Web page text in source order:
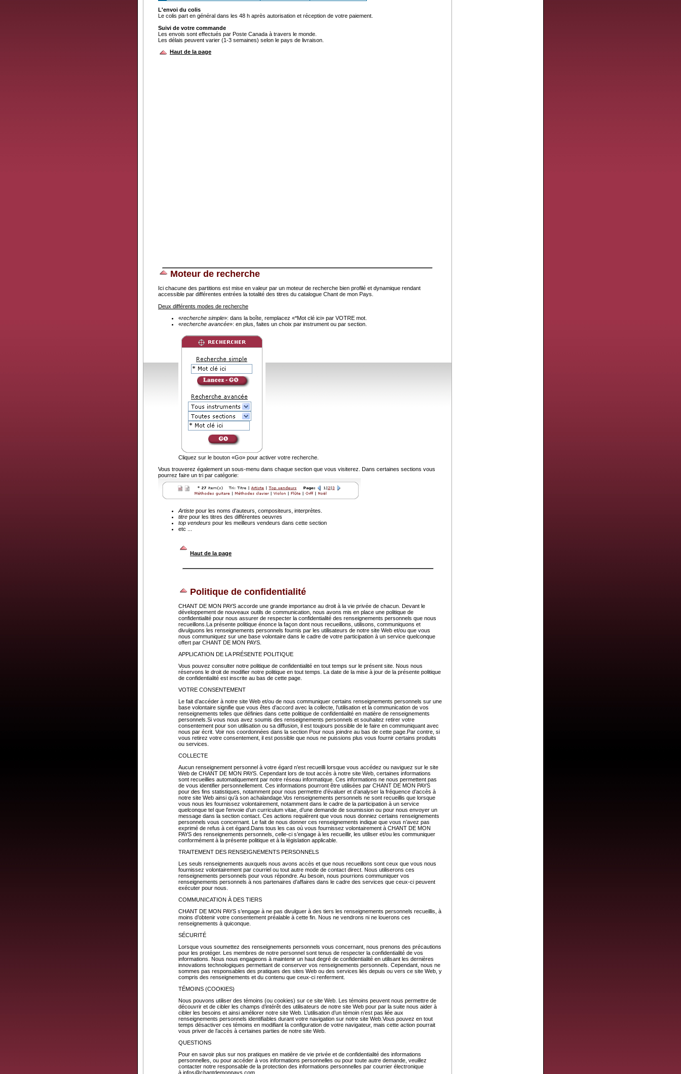
L'envoi du colis
Le colis part en général dans les 48 h après autorisation et réception de votre paiement.
Suivi de votre commande
Les envois sont effectués par Poste Canada à travers le monde.
Les délais peuvent varier (1-3 semaines) selon le pays de livraison.
Haut de la page
Moteur de recherche
Ici chacune des partitions est mise en valeur par un moteur de recherche bien profilé et dynamique rendant
accessible par différentes entrées la totalité des titres du catalogue Chant de mon Pays.
Deux différents modes de recherche
«recherche simple»: dans la boîte, remplacez «*Mot clé ici» par VOTRE mot.
«recherche avancée»: en plus, faites un choix par instrument ou par section.
Cliquez sur le bouton «Go» pour activer votre recherche.
Vous trouverez également un sous-menu dans chaque section que vous visiterez. Dans certaines sections vous
pourrez faire un tri par catégorie:
Artiste pour les noms d'auteurs, compositeurs, interprètes.
titre pour les titres des différentes oeuvres
top vendeurs pour les meilleurs vendeurs dans cette section
etc ...
Haut de la page
Politique de confidentialité
CHANT DE MON PAYS accorde une grande importance au droit à la vie privée de chacun. Devant le
développement de nouveaux outils de communication, nous avons mis en place une politique de
confidentialité pour nous assurer de respecter la confidentialité des renseignements personnels que nous
recueillons.La présente politique énonce la façon dont nous recueillons, utilisons, communiquons et
divulguons les renseignements personnels fournis par les utilisateurs de notre site Web et/ou que vous
nous communiquez sur une base volontaire dans le cadre de votre participation à un service quelconque
offert par CHANT DE MON PAYS.
APPLICATION DE LA PRÉSENTE POLITIQUE
Vous pouvez consulter notre politique de confidentialité en tout temps sur le présent site. Nous nous
réservons le droit de modifier notre politique en tout temps. La date de la mise à jour de la présente politique
de confidentialité est inscrite au bas de cette page.
VOTRE CONSENTEMENT
Le fait d’accéder à notre site Web et/ou de nous communiquer certains renseignements personnels sur une
base volontaire signifie que vous êtes d’accord avec la collecte, l’utilisation et la communication de vos
renseignements telles que définies dans cette politique de confidentialité en matière de renseignements
personnels.Si vous nous avez soumis des renseignements personnels et souhaitez retirer votre
consentement pour son utilisation ou sa diffusion, il est toujours possible de le faire en communiquant avec
nous par écrit. Voir nos coordonnées dans la section Pour nous joindre au bas de cette page.Par contre, si
vous retirez votre consentement, il est possible que nous ne puissions plus vous fournir certains produits
ou services.
COLLECTE
Aucun renseignement personnel à votre égard n’est recueilli lorsque vous accédez ou naviguez sur le site
Web de CHANT DE MON PAYS. Cependant lors de tout accès à notre site Web, certaines informations
sont recueillies automatiquement par notre réseau informatique. Ces informations ne nous permettent pas
de vous identifier personnellement. Ces informations pourront être utilisées par CHANT DE MON PAYS
pour des fins statistiques, notamment pour nous permettre d’évaluer et d’analyser la fréquence d’accès à
notre site Web ainsi qu’à son achalandage.Vos renseignements personnels ne sont recueillis que lorsque
vous nous les fournissez volontairement, notamment dans le cadre de la participation à un service
quelconque tel que l’envoie d’un curriculum vitae, d’une demande de soumission ou pour nous envoyer un
message dans la section contact. Ces actions requièrent que vous nous donniez certains renseignements
personnels vous concernant. Le fait de nous donner ces renseignements indique que vous n’avez pas
exprimé de refus à cet égard.Dans tous les cas où vous fournissez volontairement à CHANT DE MON
PAYS des renseignements personnels, celle-ci s’engage à les recueillir, les utiliser et/ou les communiquer
conformément à la présente politique et à la législation applicable.
TRAITEMENT DES RENSEIGNEMENTS PERSONNELS
Les seuls renseignements auxquels nous avons accès et que nous recueillons sont ceux que vous nous
fournissez volontairement par courriel ou tout autre mode de contact direct. Nous utiliserons ces
renseignements personnels pour vous répondre. Au besoin, nous pourrions communiquer vos
renseignements personnels à nos partenaires d’affaires dans le cadre des services que ceux-ci peuvent
exécuter pour nous.
COMMUNICATION À DES TIERS
CHANT DE MON PAYS s’engage à ne pas divulguer à des tiers les renseignements personnels recueillis, à
moins d’obtenir votre consentement préalable à cette fin. Nous ne vendrons ni ne louerons ces
renseignements à quiconque.
SÉCURITÉ
Lorsque vous soumettez des renseignements personnels vous concernant, nous prenons des précautions
pour les protéger. Les membres de notre personnel sont tenus de respecter la confidentialité de vos
informations. Nous nous engageons à maintenir un haut degré de confidentialité en utilisant les dernières
innovations technologiques permettant de conserver vos renseignements personnels. Cependant, nous ne
sommes pas responsables des pratiques des sites Web ou des services liés depuis ou vers ce site Web, y
compris des renseignements et du contenu que ceux-ci renferment.
TÉMOINS (COOKIES)
Nous pouvons utiliser des témoins (ou cookies) sur ce site Web. Les témoins peuvent nous permettre de
découvrir et de cibler les champs d’intérêt des utilisateurs de notre site Web pour par la suite nous aider à
cibler les besoins et ainsi améliorer notre site Web. L’utilisation d’un témoin n’est pas liée aux
renseignements personnels identifiables durant votre navigation sur notre site Web.Vous pouvez en tout
temps désactiver ces témoins en modifiant la configuration de votre navigateur, mais cette action pourrait
vous priver de l’accès à certaines parties de notre site Web.
QUESTIONS
Pour en savoir plus sur nos pratiques en matière de vie privée et de confidentialité des informations
personnelles, ou pour accéder à vos informations personnelles ou pour toute autre demande, veuillez
contacter notre responsable de la protection des informations personnelles par courrier électronique
à infos@chantdemonpays.com